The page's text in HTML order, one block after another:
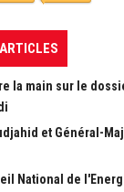
la main sur le
et Général-
National de